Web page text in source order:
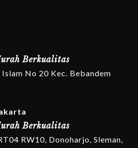
Berkualitas
No 20 Kec. Bebandem
Berkualitas
RW10, Donoharjo, Sleman,